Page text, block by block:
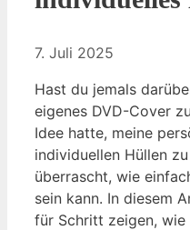
7. Juli 2025
Hast du jemals
eigenes DVD-Cover
Idee hatte, meine
individuellen Hüllen
überrascht, wie
sein kann. In diesem
für Schritt zeigen, wie